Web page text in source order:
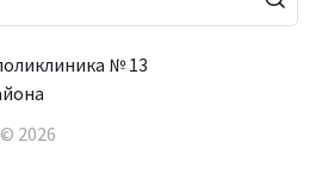
№ 13
2026